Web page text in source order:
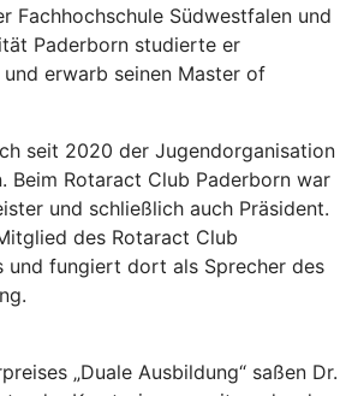
Fachhochschule Südwestfalen und
Paderborn studierte er
erwarb seinen Master of
seit 2020 der Jugendorganisation
Beim Rotaract Club Paderborn war
und schließlich auch Präsident.
des Rotaract Club
und fungiert dort als Sprecher des
„Duale Ausbildung“ saßen Dr.